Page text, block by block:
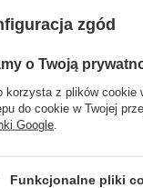
i produktów
zgód
o Twoją
korzysta z plików cookie
do cookie w Twojej
Google
Funkcjonalne pliki